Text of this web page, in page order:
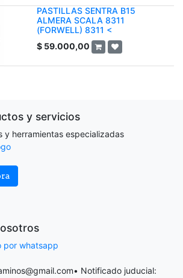
PASTILLAS SENTRA B15
ALMERA SCALA 8311
(FORWELL) 8311 <
$ 59.000,00
y servicios
y herramientas especializadas
por whatsapp
• Notificado juducial: